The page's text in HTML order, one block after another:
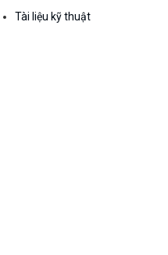
Tài liệu kỹ thuật